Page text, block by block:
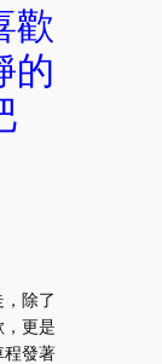
歡
的
除了
更是
程發著